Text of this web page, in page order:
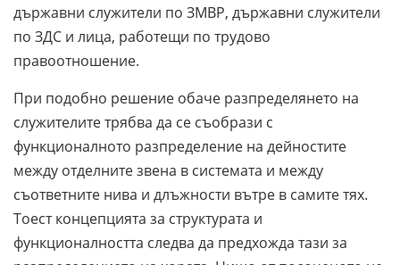
държавни служители по ЗМВР, държавни служители
по ЗДС и лица, работещи по трудово
правоотношение.
При подобно решение обаче разпределянето на
служителите трябва да се съобрази с
функционалното разпределение на дейностите
между отделните звена в системата и между
съответните нива и длъжности вътре в самите тях.
Тоест концепцията за структурата и
функционалността следва да предхожда тази за